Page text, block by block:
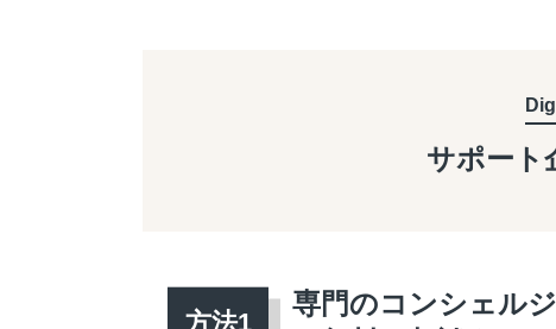
サポート
専門のコンシェル